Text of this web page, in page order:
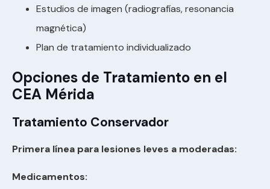
Estudios de imagen (radiografías, resonancia
magnética)
Plan de tratamiento individualizado
Opciones de Tratamiento en el
CEA Mérida
Tratamiento Conservador
Primera línea para lesiones leves a moderadas:
Medicamentos: